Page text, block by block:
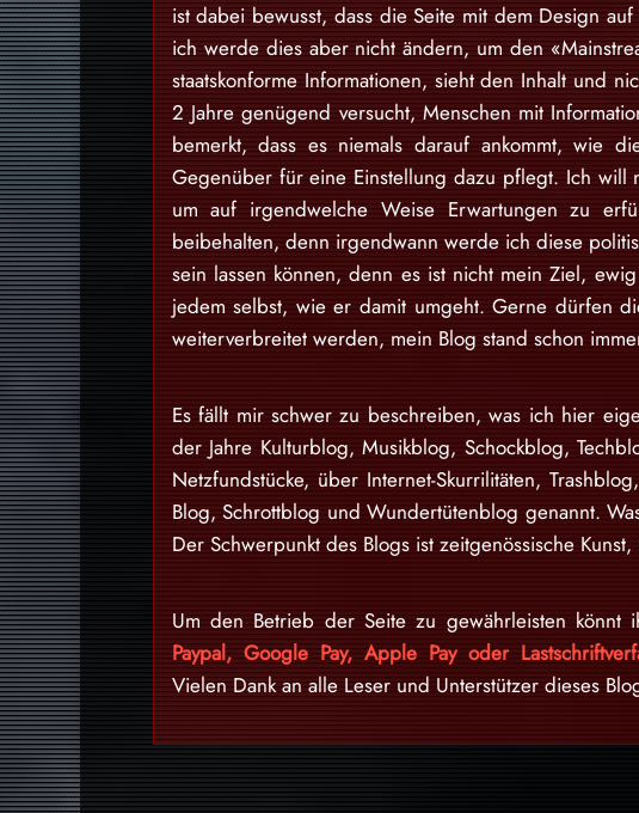
ist dabei bewusst, dass die Seite mit dem Design
ich werde dies aber nicht ändern, um den
staatskonforme Informationen, sieht den Inhalt und
2 Jahre genügend versucht, Menschen mit
bemerkt, dass es niemals darauf ankommt, wie
Gegenüber für eine Einstellung dazu pflegt. Ich will
um auf irgendwelche Weise Erwartungen zu
beibehalten, denn irgendwann werde ich diese
sein lassen können, denn es ist nicht mein Ziel,
jedem selbst, wie er damit umgeht. Gerne dürfen
weiterverbreitet werden, mein Blog stand schon
Es fällt mir schwer zu beschreiben, was ich hier
der Jahre Kulturblog, Musikblog, Schockblog,
Netzfundstücke, über Internet-Skurrilitäten,
Blog, Schrottblog und Wundertütenblog genannt.
Der Schwerpunkt des Blogs ist zeitgenössische
Um den Betrieb der Seite zu gewährleisten
Paypal, Google Pay, Apple Pay oder
Vielen Dank an alle Leser und Unterstützer dieses